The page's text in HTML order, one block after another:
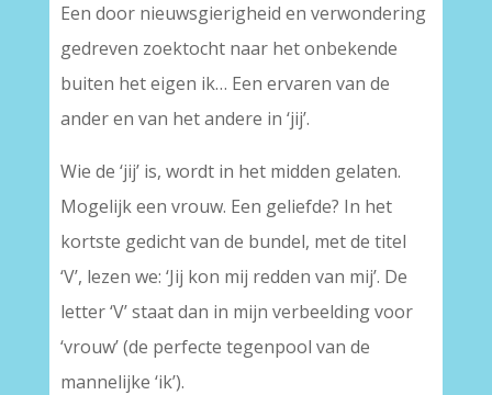
Een door nieuwsgierigheid en verwondering
gedreven zoektocht naar het onbekende
buiten het eigen ik… Een ervaren van de
ander en van het andere in ‘jij’.
Wie de ‘jij’ is, wordt in het midden gelaten.
Mogelijk een vrouw. Een geliefde? In het
kortste gedicht van de bundel, met de titel
‘V’, lezen we: ‘Jij kon mij redden van mij’. De
letter ‘V’ staat dan in mijn verbeelding voor
‘vrouw’ (de perfecte tegenpool van de
mannelijke ‘ik’).